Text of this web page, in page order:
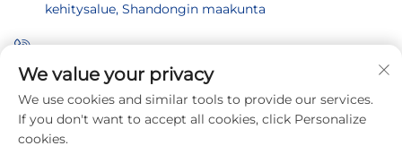
kehitysalue, Shandongin maakunta
+86-18865557722
+86-18865522722
[email protected]
We value your privacy
We use cookies and similar tools to provide our services.
If you don't want to accept all cookies, click Personalize
cookies.